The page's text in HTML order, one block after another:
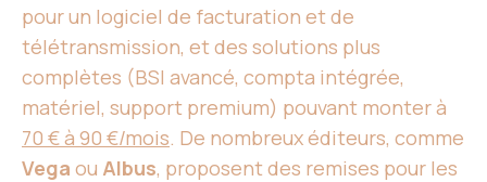
pour un logiciel de facturation et de
télétransmission, et des solutions plus
complètes (BSI avancé, compta intégrée,
matériel, support premium) pouvant monter à
70 € à 90 €/mois. De nombreux éditeurs, comme
Vega ou Albus, proposent des remises pour les